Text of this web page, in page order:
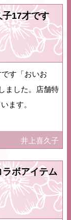
17才です
す「おいお
ました。店舗特
ます。
井上喜久子
ラボアイテム